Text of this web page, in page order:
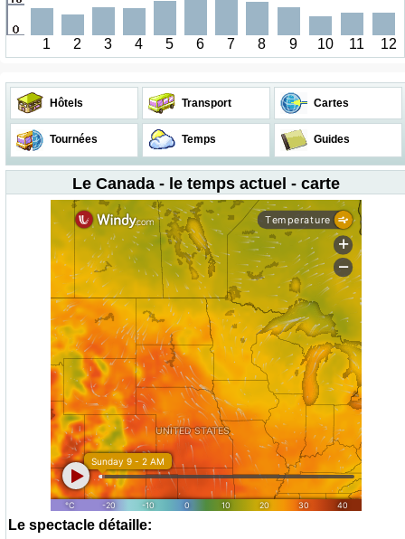
1 2 3 4 5 6 7 8 9 10 11 12
Hôtels Transport Cartes
Tournées Temps Guides
Le Canada - le temps actuel - carte
Le spectacle détaille: